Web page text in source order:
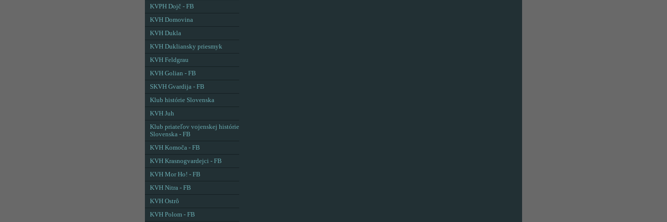
KVPH Dojč - FB
KVH Domovina
KVH Dukla
KVH Dukliansky priesmyk
KVH Feldgrau
KVH Golian - FB
SKVH Gvardija - FB
Klub histórie Slovenska
KVH Juh
Klub priateľov vojenskej histórie
Slovenska - FB
KVH Komoča - FB
KVH Krasnogvardejci - FB
KVH Mor Ho! - FB
KVH Nitra - FB
KVH Ostrô
KVH Polom - FB